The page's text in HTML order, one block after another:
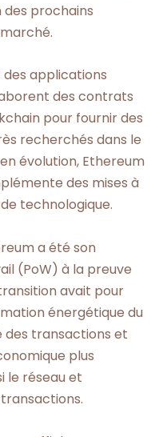
prochains
applications
des contrats
pour fournir des
recherchés dans le
évolution, Ethereum
des mises à
technologique.
a été son
(PoW) à la preuve
avait pour
énergétique du
des transactions et
plus
le réseau et